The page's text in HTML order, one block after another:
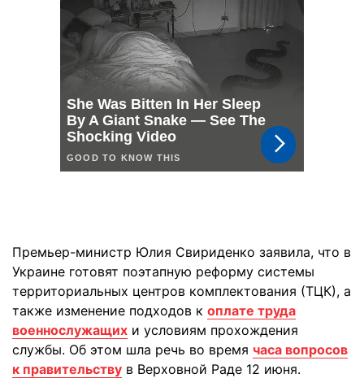
Премьер-министр Юлия Свириденко заявила, что в
Украине готовят поэтапную реформу системы
территориальных центров комплектования (ТЦК), а
также изменение подходов к оплате труда
военнослужащих и условиям прохождения
службы. Об этом шла речь во время часа вопросов
к правительству в Верховной Раде 12 июня.